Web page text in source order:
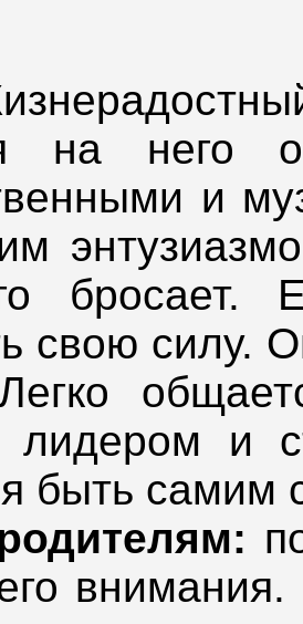
на него
и
бросает.
свою силу.
лидером и
быть самим